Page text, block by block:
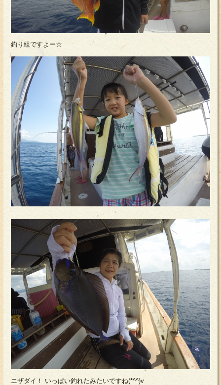
釣り組ですよー☆
ニザダイ！ いっぱい釣れたみたいですね(*^^)v